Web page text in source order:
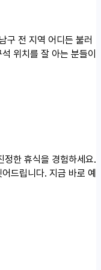
구 전 지역 어디든 불러
위치를 잘 아는 분들이
정한 휴식을 경험하세요.
드립니다. 지금 바로 예